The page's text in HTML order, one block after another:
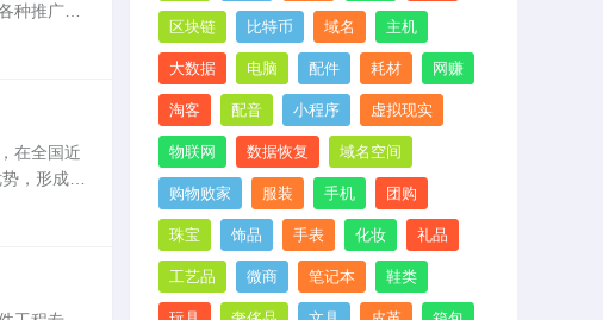
种推广手
很多了，
在全国近
，形成具
来，始终
区块链 比特币 域名 主机
大数据 电脑 配件 耗材 网赚
淘客 配音 小程序 虚拟现实
物联网 数据恢复 域名空间
购物败家 服装 手机 团购
珠宝 饰品 手表 化妆 礼品
工艺品 微商 笔记本 鞋类